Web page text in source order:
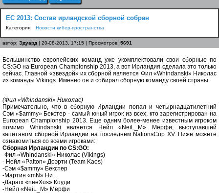
EC 2013: Состав ирландской сборной собран
Категория: Новости кибер-пространства
автор: Эдуард | 20-08-2013, 17:15 | Просмотров: 5691
Большинство европейских команд уже укомплектовали свои сборные по
CS:GO на European Championship 2013, а вот Ирландия сделала это только
сейчас. Главной «звездой» их сборной является Фил «Whindanski» Николас
из команды Vikings. Именно он и собирал сборную команду своей страны.
(Фил «Whindanski» Николас)
Примечательно, что в сборную Ирландии попал и четырнадцатилетний
Сэм «$ammy» Бекстер - самый юный игрок из всех, кто зарегистрирован на
European Championship 2013. Еще одним более-менее известным игроком
помимо Whindanski является Нейл «NeiL_M» Мёрфи, выступавший
капитаном сборной Ирландии на последнем NationsCup XV. Ниже можете
ознакомиться со всеми игроками:
Сборная Ирландии по CS:GO:
-Фил «Whindanski» Николас (Vikings)
- Нейл «Patton» Доэрти (Team Kaos)
-Сэм «$ammy» Бекстер
-Мартин «mN» Ни
-Дарагх «neeXus» Коуди
-Нейл «NeiL_M» Мёрфи